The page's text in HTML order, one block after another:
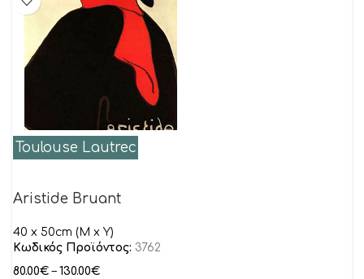
Toulouse Lautrec
Aristide Bruant
40 x 50cm (Μ x Y)
Κωδικός Προϊόντος: 3762
80.00€ – 130.00€